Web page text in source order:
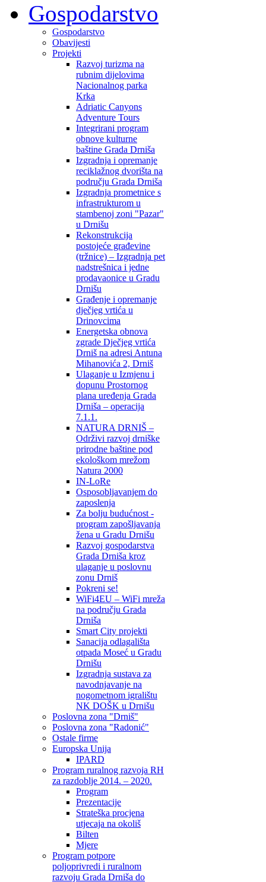
Gospodarstvo
Gospodarstvo
Obavijesti
Projekti
Razvoj turizma na
rubnim dijelovima
Nacionalnog parka
Krka
Adriatic Canyons
Adventure Tours
Integrirani program
obnove kulturne
baštine Grada Drniša
Izgradnja i opremanje
reciklažnog dvorišta na
području Grada Drniša
Izgradnja prometnice s
infrastrukturom u
stambenoj zoni "Pazar"
u Drnišu
Rekonstrukcija
postojeće građevine
(tržnice) – Izgradnja pet
nadstrešnica i jedne
prodavaonice u Gradu
Drnišu
Građenje i opremanje
dječjeg vrtića u
Drinovcima
Energetska obnova
zgrade Dječjeg vrtića
Drniš na adresi Antuna
Mihanovića 2, Drniš
Ulaganje u Izmjenu i
dopunu Prostornog
plana uređenja Grada
Drniša – operacija
7.1.1.
NATURA DRNIŠ –
Održivi razvoj drniške
prirodne baštine pod
ekološkom mrežom
Natura 2000
IN-LoRe
Osposobljavanjem do
zaposlenja
Za bolju budućnost -
program zapošljavanja
žena u Gradu Drnišu
Razvoj gospodarstva
Grada Drniša kroz
ulaganje u poslovnu
zonu Drniš
Pokreni se!
WiFi4EU – WiFi mreža
na području Grada
Drniša
Smart City projekti
Sanacija odlagališta
otpada Moseć u Gradu
Drnišu
Izgradnja sustava za
navodnjavanje na
nogometnom igralištu
NK DOŠK u Drnišu
Poslovna zona "Drniš"
Poslovna zona "Radonić"
Ostale firme
Europska Unija
IPARD
Program ruralnog razvoja RH
za razdoblje 2014. – 2020.
Program
Prezentacije
Strateška procjena
utjecaja na okoliš
Bilten
Mjere
Program potpore
poljoprivredi i ruralnom
razvoju Grada Drniša do